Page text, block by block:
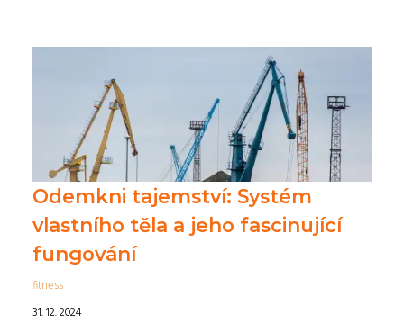
Odemkni tajemství: Systém
vlastního těla a jeho fascinující
fungování
fitness
31. 12. 2024